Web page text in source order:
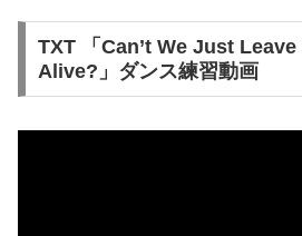
TXT 「Can’t We Just
Alive?」ダンス練習動画